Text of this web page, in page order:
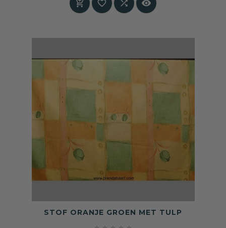
   
STOF ORANJE GROEN MET TULP